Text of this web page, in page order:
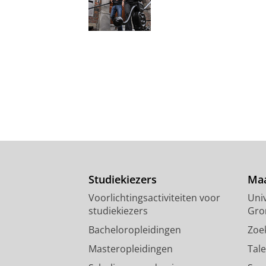
Studiekiezers
Voorlichtingsactiviteiten voor
studiekiezers
Bacheloropleidingen
Masteropleidingen